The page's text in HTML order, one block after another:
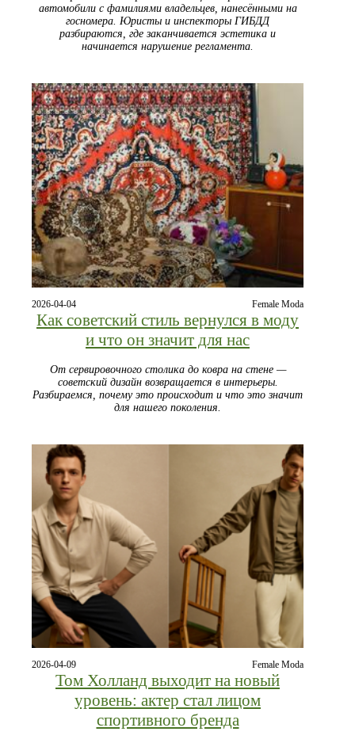
автомобили с фамилиями владельцев, нанесёнными на
госномера. Юристы и инспекторы ГИБДД
разбираются, где заканчивается эстетика и
начинается нарушение регламента.
2026-04-04 Female Moda
Как советский стиль вернулся в моду
и что он значит для нас
От сервировочного столика до ковра на стене —
советский дизайн возвращается в интерьеры.
Разбираемся, почему это происходит и что это значит
для нашего поколения.
2026-04-09 Female Moda
Том Холланд выходит на новый
уровень: актер стал лицом
спортивного бренда